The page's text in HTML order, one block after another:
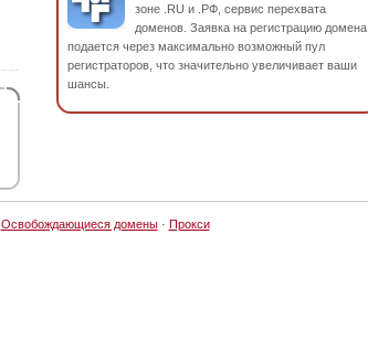
зоне .RU и .РФ, сервис перехвата
доменов. Заявка на регистрацию домена
подается через максимально возможный пул
регистраторов, что значительно увеличивает ваши
шансы.
Освобождающиеся домены· Прокси